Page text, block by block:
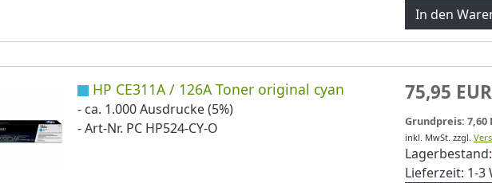
HP CE311A / 126A Toner original cyan
- ca. 1.000 Ausdrucke (5%)
- Art-Nr. PC HP524-CY-O
75,95 EUR
Grundpreis: 7,60
inkl. MwSt. zzgl.
Lagerbestand:
Lieferzeit: 1-3